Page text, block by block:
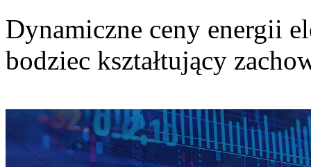
Dynamiczne ceny energii
bodziec kształtujący